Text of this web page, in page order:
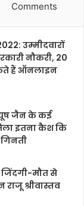
Comments
उम्मीदवारों
नौकरी, 20
हैं ऑनलाइन
जैन के कई
इतना कैश कि
जिंदगी-मौत से
श्रीवास्तव